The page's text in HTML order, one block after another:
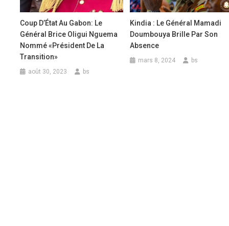
Coup D’État Au Gabon: Le
Général Brice Oligui Nguema
Nommé «président De La
Transition»
août 30, 2023 bs
Kindia : Le Général Mamadi
Doumbouya Brille Par Son
Absence
mars 8, 2024 bs